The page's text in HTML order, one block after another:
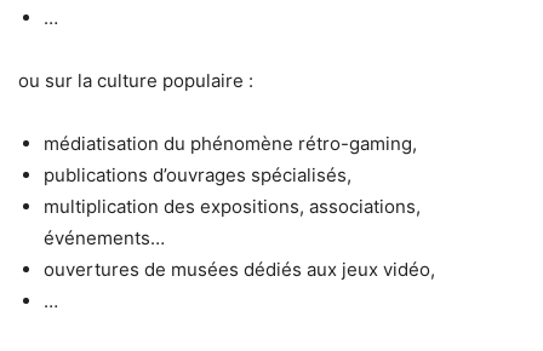
…
ou sur la culture populaire :
médiatisation du phénomène rétro-gaming,
publications d’ouvrages spécialisés,
multiplication des expositions, associations,
événements…
ouvertures de musées dédiés aux jeux vidéo,
…